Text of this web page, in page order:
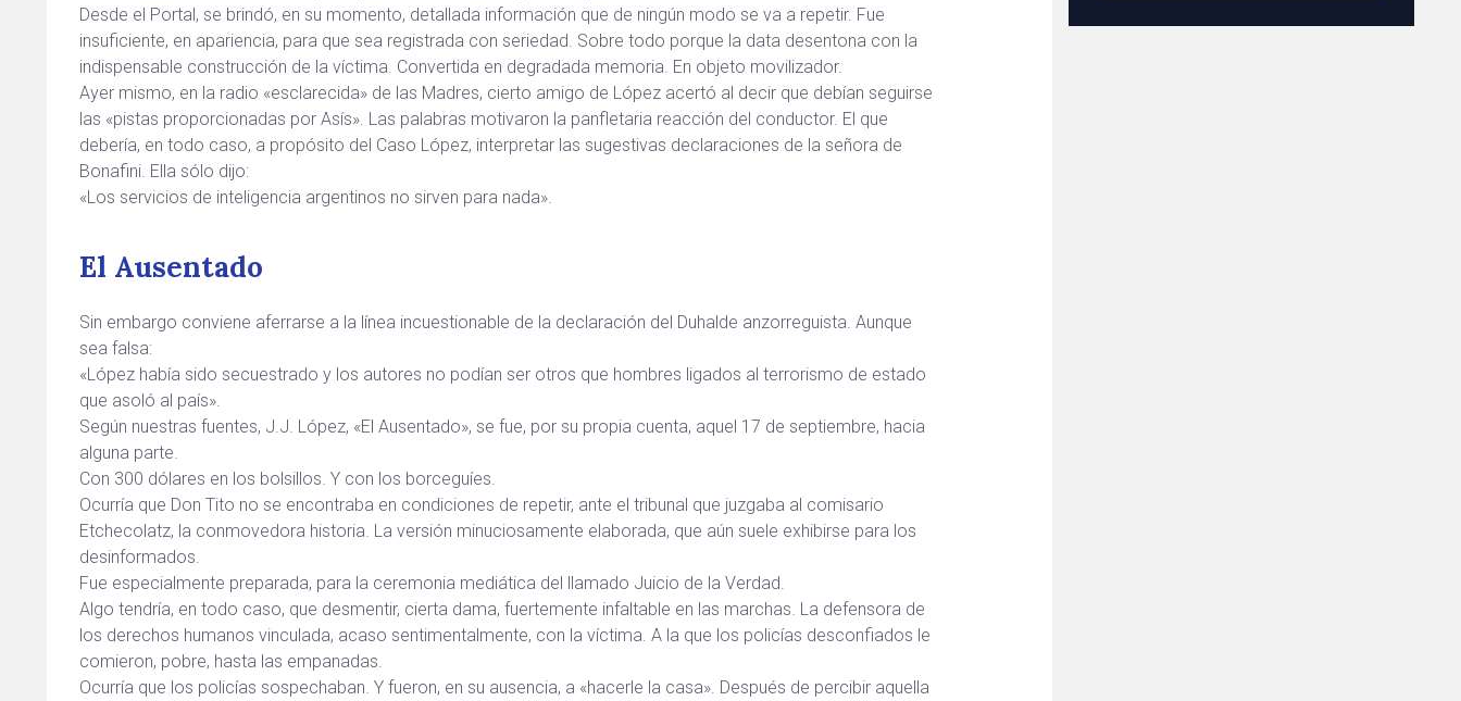
Desde el Portal, se brindó, en su momento, detallada información que de ningún modo se va a repetir. Fue
insuficiente, en apariencia, para que sea registrada con seriedad. Sobre todo porque la data desentona con la
indispensable construcción de la víctima. Convertida en degradada memoria. En objeto movilizador.
Ayer mismo, en la radio «esclarecida» de las Madres, cierto amigo de López acertó al decir que debían seguirse
las «pistas proporcionadas por Asís». Las palabras motivaron la panfletaria reacción del conductor. El que
debería, en todo caso, a propósito del Caso López, interpretar las sugestivas declaraciones de la señora de
Bonafini. Ella sólo dijo:
«Los servicios de inteligencia argentinos no sirven para nada».
El Ausentado
Sin embargo conviene aferrarse a la línea incuestionable de la declaración del Duhalde anzorreguista. Aunque
sea falsa:
«López había sido secuestrado y los autores no podían ser otros que hombres ligados al terrorismo de estado
que asoló al país».
Según nuestras fuentes, J.J. López, «El Ausentado», se fue, por su propia cuenta, aquel 17 de septiembre, hacia
alguna parte.
Con 300 dólares en los bolsillos. Y con los borceguíes.
Ocurría que Don Tito no se encontraba en condiciones de repetir, ante el tribunal que juzgaba al comisario
Etchecolatz, la conmovedora historia. La versión minuciosamente elaborada, que aún suele exhibirse para los
desinformados.
Fue especialmente preparada, para la ceremonia mediática del llamado Juicio de la Verdad.
Algo tendría, en todo caso, que desmentir, cierta dama, fuertemente infaltable en las marchas. La defensora de
los derechos humanos vinculada, acaso sentimentalmente, con la víctima. A la que los policías desconfiados le
comieron, pobre, hasta las empanadas.
Ocurría que los policías sospechaban. Y fueron, en su ausencia, a «hacerle la casa». Después de percibir aquella